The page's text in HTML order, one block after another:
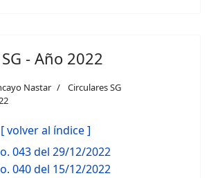
- Año 2022
Nastar
Circulares SG
[ volver al índice ]
043 del 29/12/2022
040 del 15/12/2022